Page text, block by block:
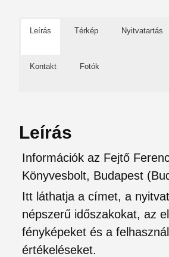
Leírás Térkép Nyitvatartás
Kontakt Fotók
Leírás
Információk az Fejtő
Könyvesbolt, Budapest
Itt láthatja a címet, a
népszerű időszakokat, az
fényképeket és a
értékeléseket.